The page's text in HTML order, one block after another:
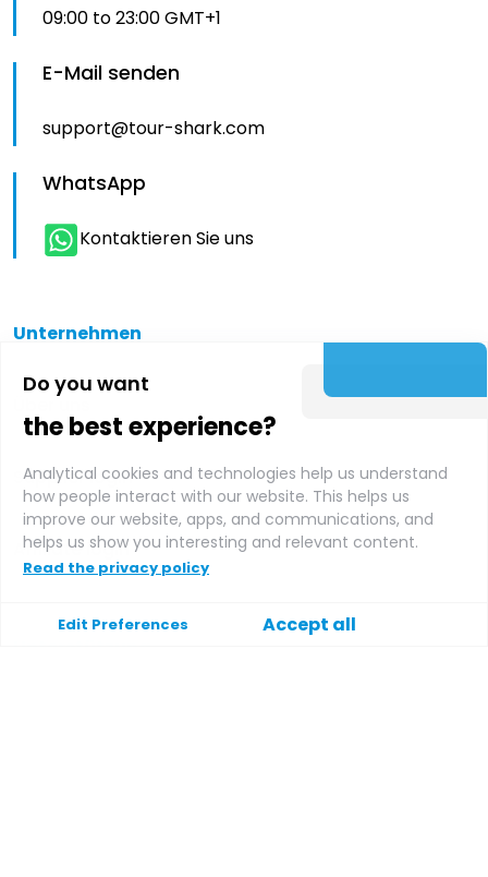
Do you want
the best experience?
Analytical cookies and technologies help us understand
how people interact with our website. This helps us
improve our website, apps, and communications, and
helps us show you interesting and relevant content.
Read the privacy policy
Edit Preferences Accept all
09:00 to 23:00 GMT+1
E-Mail senden
support@tour-shark.com
WhatsApp
Kontaktieren Sie uns
Unternehmen
Supplier login
Affiliate login